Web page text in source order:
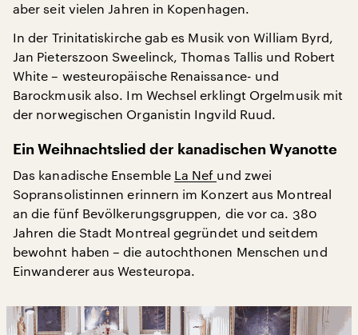
aber seit vielen Jahren in Kopenhagen.
In der Trinitatiskirche gab es Musik von William Byrd,
Jan Pieterszoon Sweelinck, Thomas Tallis und Robert
White – westeuropäische Renaissance- und
Barockmusik also. Im Wechsel erklingt Orgelmusik mit
der norwegischen Organistin Ingvild Ruud.
Ein Weihnachtslied der kanadischen Wyanotte
Das kanadische Ensemble La Nef und zwei
Sopransolistinnen erinnern im Konzert aus Montreal
an die fünf Bevölkerungsgruppen, die vor ca. 380
Jahren die Stadt Montreal gegründet und seitdem
bewohnt haben – die autochthonen Menschen und
Einwanderer aus Westeuropa.